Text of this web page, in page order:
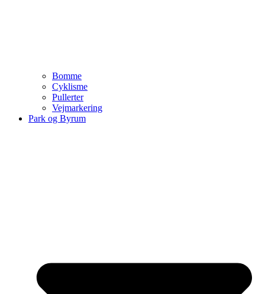
Bomme
Cyklisme
Pullerter
Vejmarkering
Park og Byrum